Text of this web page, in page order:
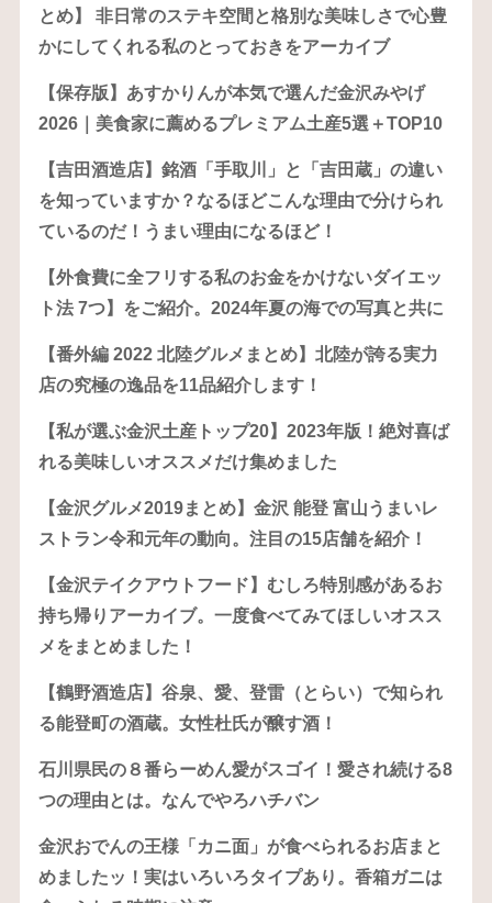
とめ】 非日常のステキ空間と格別な美味しさで心豊
かにしてくれる私のとっておきをアーカイブ
【保存版】あすかりんが本気で選んだ金沢みやげ
2026｜美食家に薦めるプレミアム土産5選＋TOP10
【吉田酒造店】銘酒「手取川」と「吉田蔵」の違い
を知っていますか？なるほどこんな理由で分けられ
ているのだ！うまい理由になるほど！
【外食費に全フリする私のお金をかけないダイエッ
ト法 7つ】をご紹介。2024年夏の海での写真と共に
【番外編 2022 北陸グルメまとめ】北陸が誇る実力
店の究極の逸品を11品紹介します！
【私が選ぶ金沢土産トップ20】2023年版！絶対喜ば
れる美味しいオススメだけ集めました
【金沢グルメ2019まとめ】金沢 能登 富山うまいレ
ストラン令和元年の動向。注目の15店舗を紹介！
【金沢テイクアウトフード】むしろ特別感があるお
持ち帰りアーカイブ。一度食べてみてほしいオスス
メをまとめました！
【鶴野酒造店】谷泉、愛、登雷（とらい）で知られ
る能登町の酒蔵。女性杜氏が醸す酒！
石川県民の８番らーめん愛がスゴイ！愛され続ける8
つの理由とは。なんでやろハチバン
金沢おでんの王様「カニ面」が食べられるお店まと
めましたッ！実はいろいろタイプあり。香箱ガニは